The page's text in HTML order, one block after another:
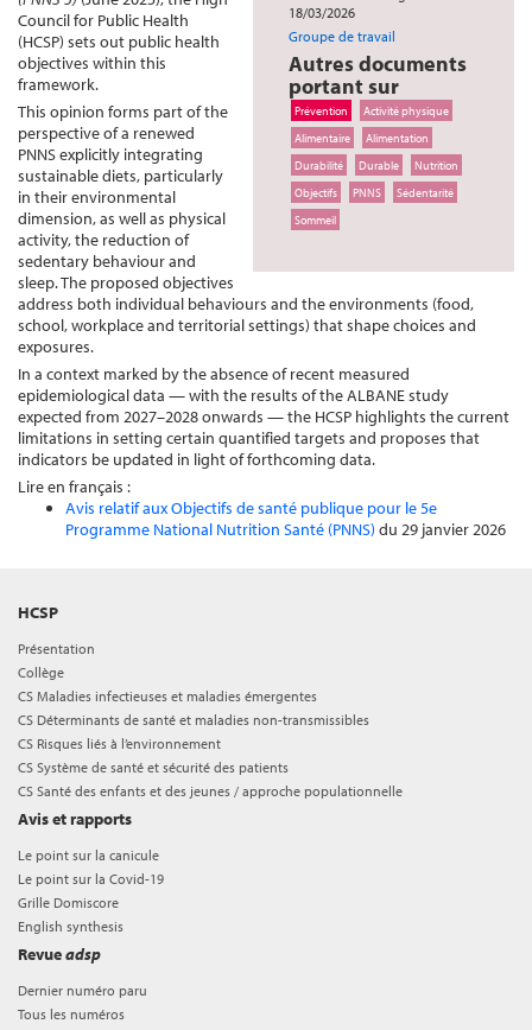
18/03/2026
Groupe de travail
Autres documents
portant sur
Prévention
Activité physique
Alimentaire
Alimentation
Durabilité
Durable
Nutrition
Objectifs
PNNS
Sédentarité
Sommeil
Council for Public Health
(HCSP) sets out public health
objectives within this
framework.
This opinion forms part of the
perspective of a renewed
PNNS explicitly integrating
sustainable diets, particularly
in their environmental
dimension, as well as physical
activity, the reduction of
sedentary behaviour and
sleep. The proposed objectives
address both individual behaviours and the environments (food,
school, workplace and territorial settings) that shape choices and
exposures.
In a context marked by the absence of recent measured
epidemiological data — with the results of the ALBANE study
expected from 2027–2028 onwards — the HCSP highlights the current
limitations in setting certain quantified targets and proposes that
indicators be updated in light of forthcoming data.
Lire en français :
Avis relatif aux Objectifs de santé publique pour le 5e
Programme National Nutrition Santé (PNNS) du 29 janvier 2026
HCSP
Présentation
Collège
CS Maladies infectieuses et maladies émergentes
CS Déterminants de santé et maladies non-transmissibles
CS Risques liés à l’environnement
CS Système de santé et sécurité des patients
CS Santé des enfants et des jeunes / approche populationnelle
Avis et rapports
Le point sur la canicule
Le point sur la Covid-19
Grille Domiscore
English synthesis
Revueadsp
Dernier numéro paru
Tous les numéros